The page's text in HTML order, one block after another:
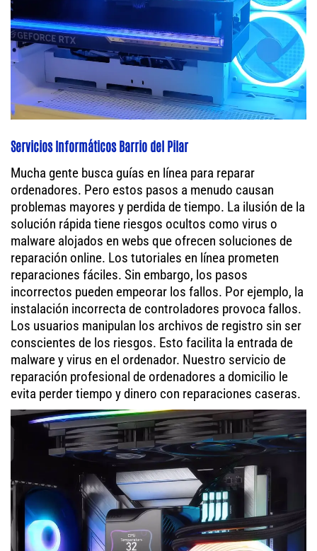
Servicios Informáticos Barrio del Pilar
Mucha gente busca guías en línea para reparar
ordenadores. Pero estos pasos a menudo causan
problemas mayores y perdida de tiempo. La ilusión de la
solución rápida tiene riesgos ocultos como virus o
malware alojados en webs que ofrecen soluciones de
reparación online. Los tutoriales en línea prometen
reparaciones fáciles. Sin embargo, los pasos
incorrectos pueden empeorar los fallos. Por ejemplo, la
instalación incorrecta de controladores provoca fallos.
Los usuarios manipulan los archivos de registro sin ser
conscientes de los riesgos. Esto facilita la entrada de
malware y virus en el ordenador. Nuestro servicio de
reparación profesional de ordenadores a domicilio le
evita perder tiempo y dinero con reparaciones caseras.